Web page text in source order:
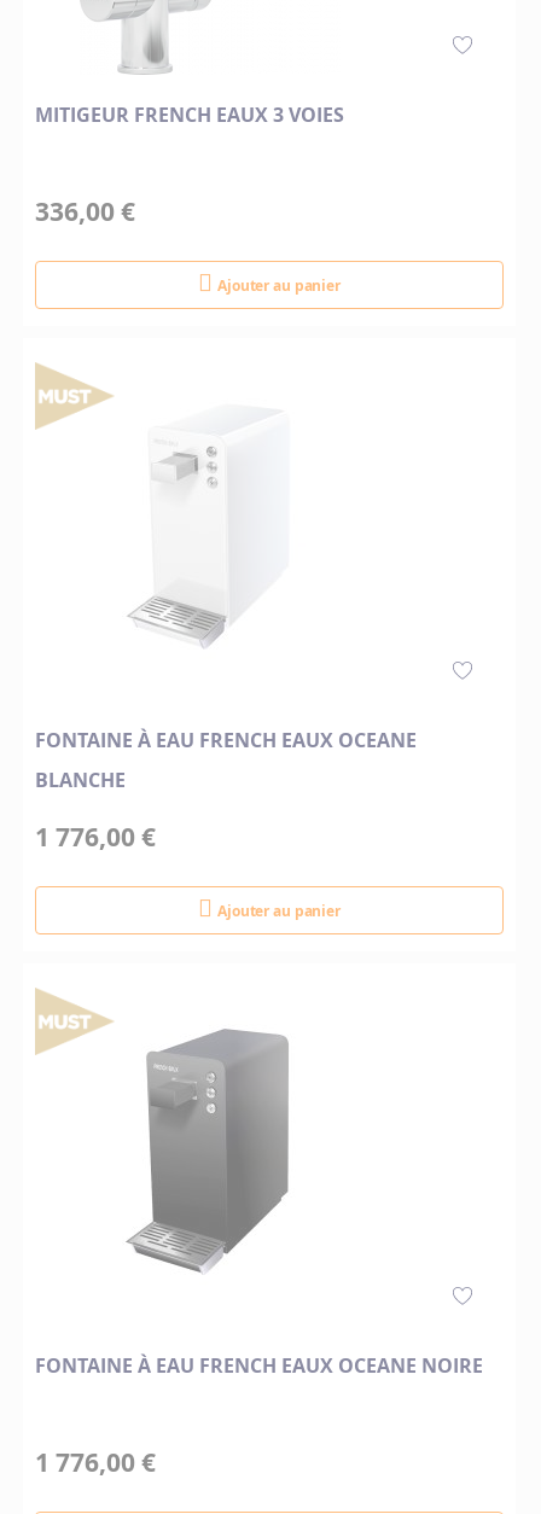
MITIGEUR FRENCH EAUX 3 VOIES
336,00 €
Ajouter au panier
FONTAINE À EAU FRENCH EAUX OCEANE
BLANCHE
1 776,00 €
Ajouter au panier
FONTAINE À EAU FRENCH EAUX OCEANE NOIRE
1 776,00 €